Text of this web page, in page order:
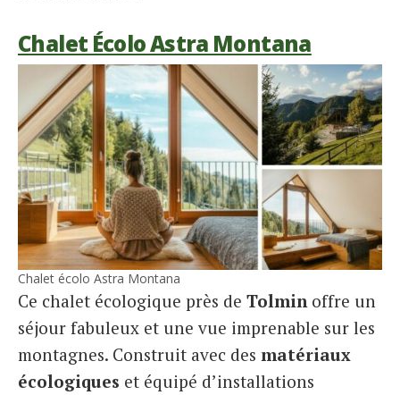
Chalet Écolo Astra Montana
Chalet écolo Astra Montana
Ce chalet écologique près de Tolmin offre un
séjour fabuleux et une vue imprenable sur les
montagnes. Construit avec des matériaux
écologiques et équipé d’installations